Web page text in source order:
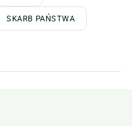
SKARB PAŃSTWA